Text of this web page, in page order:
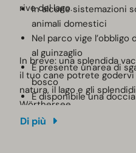
rive del lago.
In alcune sistemazioni
animali domestici
Nel parco vige l’obbligo
al guinzaglio
È presente un'area di
bosco
È disponibile una
Ti chiediamo di
In breve: una splendida
il tuo cane potrete godervi
natura, il lago e gli
Wörthersee.
Di più